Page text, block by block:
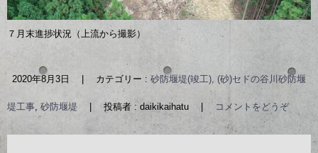
７月末進捗状況（上流から撮影）
2020年8月3日 カテゴリー : 砂防堰堤(竣工), (砂)セドの谷川砂防堰
堤工事, 砂防堰堤 投稿者 : daikikaihatu コメントをどうぞ